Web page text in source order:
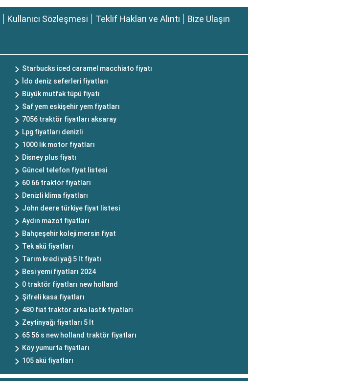
Kullanıcı Sözleşmesi Teklif Hakları ve Alıntı Bize Ulaşın
Starbucks iced caramel macchiato fiyatı
İdo deniz seferleri fiyatları
Büyük mutfak tüpü fiyatı
Saf yem eskişehir yem fiyatları
7056 traktör fiyatları aksaray
Lpg fiyatları denizli
1000 lik motor fiyatları
Disney plus fiyatı
Güncel telefon fiyat listesi
60 66 traktör fiyatları
Denizli klima fiyatları
John deere türkiye fiyat listesi
Aydın mazot fiyatları
Bahçeşehir koleji mersin fiyat
Tek akü fiyatları
Tarım kredi yağ 5 lt fiyatı
Besi yemi fiyatları 2024
0 traktör fiyatları new holland
Şifreli kasa fiyatları
480 fiat traktör arka lastik fiyatları
Zeytinyağı fiyatları 5 lt
65 56 s new holland traktör fiyatları
Köy yumurta fiyatları
105 akü fiyatları